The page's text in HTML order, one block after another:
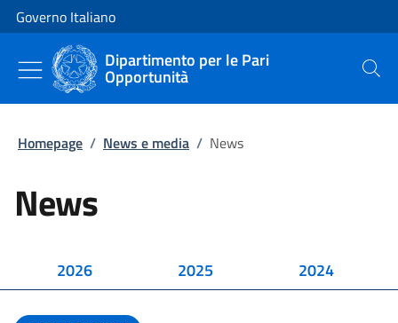
Vai al contenuto
Vai alla navigazione del sito
Governo Italiano
Dipartimento per le Pari
Opportunità Cerca
Homepage / News e media / News
News
2026 2025 2024